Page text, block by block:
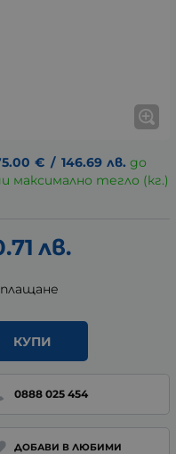
€ / 146.69 лв. до
максимално тегло (кг.)
лв.
КУПИ
0888 025 454
ДОБАВИ В ЛЮБИМИ